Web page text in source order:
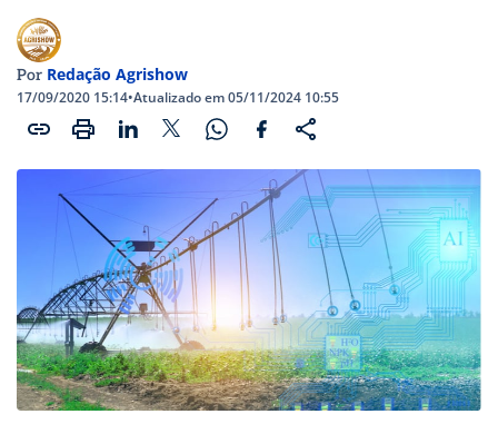
Por Redação Agrishow
17/09/2020 15:14•Atualizado em 05/11/2024 10:55